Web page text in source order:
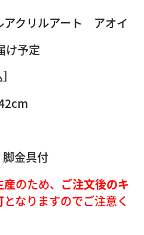
アクリルアート アオイ
け予定
金具付
産のため、 ご注文後のキ
となりますのでご注意く